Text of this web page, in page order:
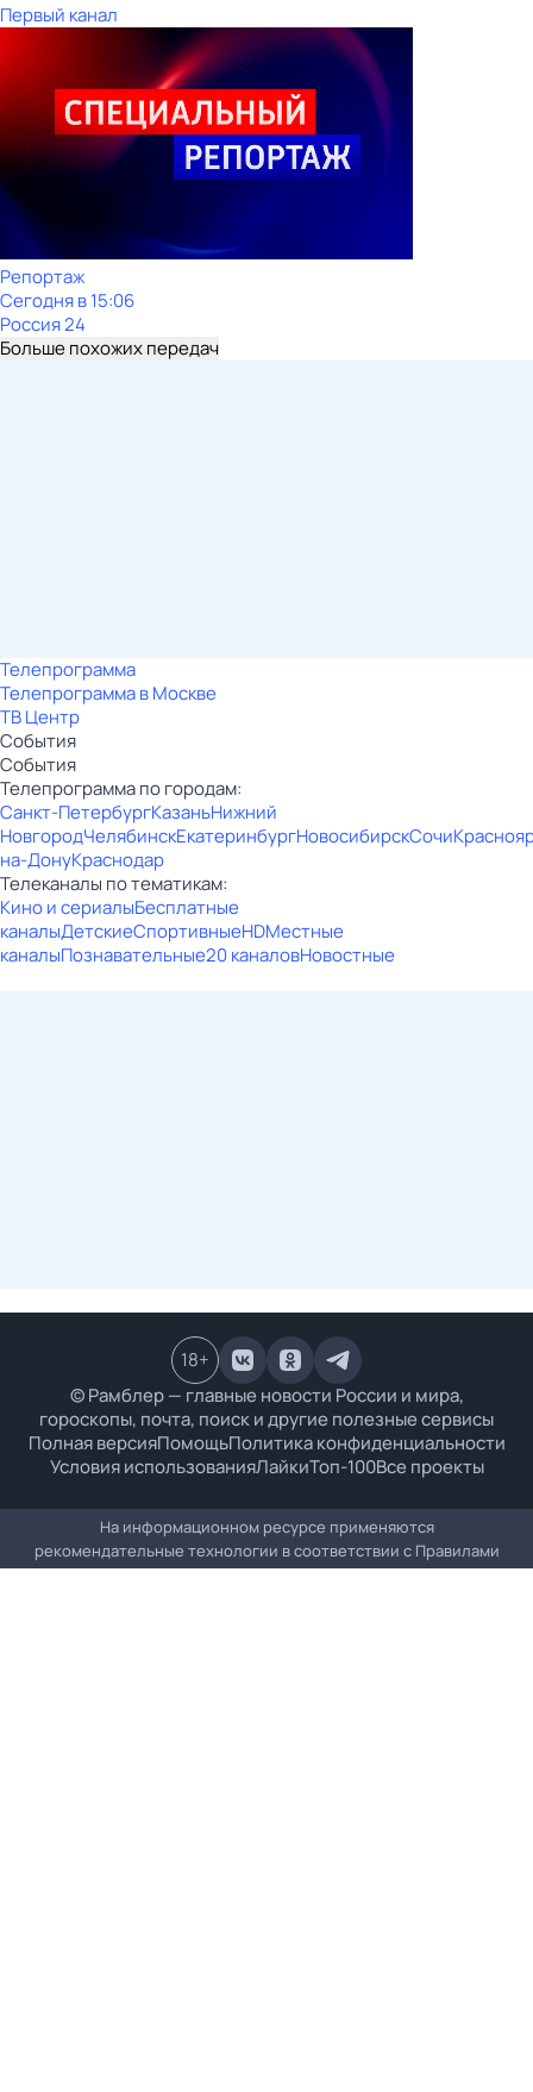
Первый канал
Репортаж
Сегодня в 15:06
Россия 24
Больше похожих передач
Телепрограмма
Телепрограмма в Москве
ТВ Центр
События
События
Телепрограмма по городам:
Санкт-ПетербургКазаньНижний
НовгородЧелябинскЕкатеринбургНовосибирскСочи
на-ДонуКраснодар
Телеканалы по тематикам:
Кино и сериалыБесплатные
каналыДетскиеСпортивныеHDМестные
каналыПознавательные20 каналовНовостные
© Рамблер — главные новости России и мира,
гороскопы, почта, поиск и другие полезные сервисы
Полная версияПомощьПолитика конфиденциальности
Условия использованияЛайкиТоп-100Все проекты
18+
На информационном ресурсе применяются
рекомендательные технологии в соответствии с Правилами